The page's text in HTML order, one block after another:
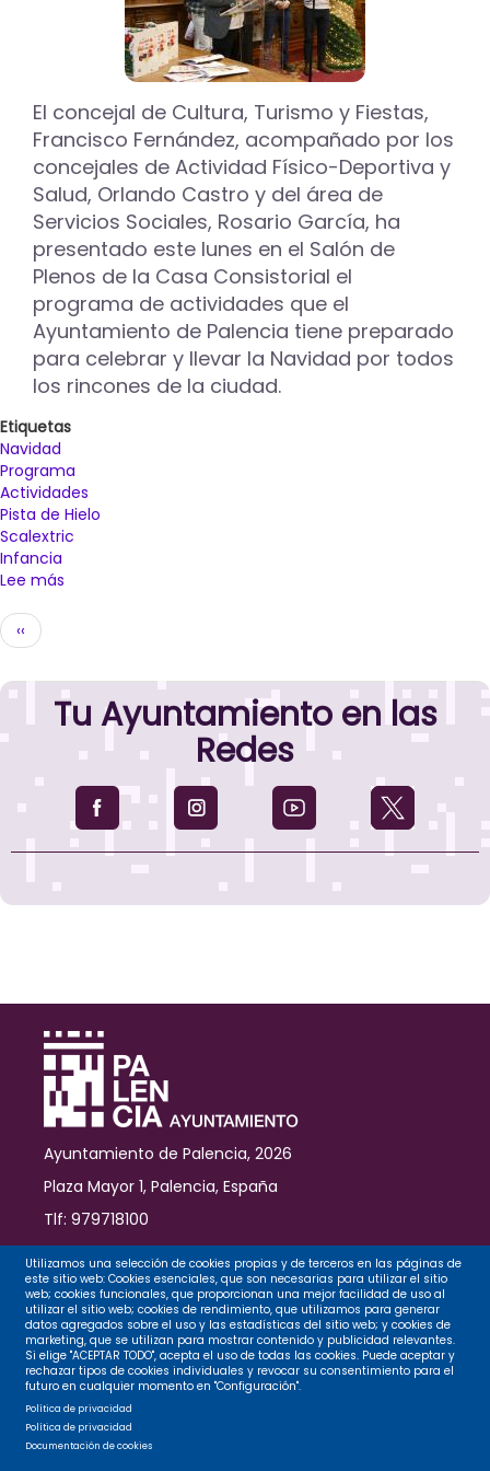
El concejal de Cultura, Turismo y Fiestas,
Francisco Fernández, acompañado por los
concejales de Actividad Físico-Deportiva y
Salud, Orlando Castro y del área de
Servicios Sociales, Rosario García, ha
presentado este lunes en el Salón de
Plenos de la Casa Consistorial el
programa de actividades que el
Ayuntamiento de Palencia tiene preparado
para celebrar y llevar la Navidad por todos
los rincones de la ciudad.
Etiquetas
Navidad
Programa
Actividades
Pista de Hielo
Scalextric
Infancia
Lee más
Infantil
y
recorrerá
los
programa
Paginación
Página
anterior
‹‹
Tu Ayuntamiento en las
Redes
Ayuntamiento de Palencia, 2026
Plaza Mayor 1, Palencia, España
Tlf: 979718100
Contacto
Legal
Privacidad
Utilizamos una selección de cookies propias y de terceros en las páginas de
este sitio web: Cookies esenciales, que son necesarias para utilizar el sitio
web; cookies funcionales, que proporcionan una mejor facilidad de uso al
utilizar el sitio web; cookies de rendimiento, que utilizamos para generar
datos agregados sobre el uso y las estadísticas del sitio web; y cookies de
marketing, que se utilizan para mostrar contenido y publicidad relevantes.
Si elige "ACEPTAR TODO", acepta el uso de todas las cookies. Puede aceptar y
rechazar tipos de cookies individuales y revocar su consentimiento para el
futuro en cualquier momento en "Configuración".
Política de privacidad
Política de privacidad
Documentación de cookies